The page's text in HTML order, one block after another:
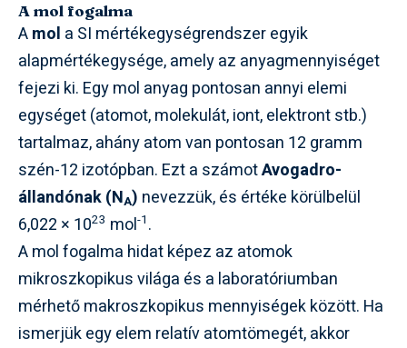
A mol fogalma
Amol a SI mértékegységrendszer egyik
alapmértékegysége, amely az anyagmennyiséget
fejezi ki. Egy mol anyag pontosan annyi elemi
egységet (atomot, molekulát, iont, elektront stb.)
tartalmaz, ahány atom van pontosan 12 gramm
szén-12 izotópban. Ezt a számotAvogadro-
állandónak (NA) nevezzük, és értéke körülbelül
6,022 × 1023 mol-1 .
A mol fogalma hidat képez az atomok
mikroszkopikus világa és a laboratóriumban
mérhető makroszkopikus mennyiségek között. Ha
ismerjük egy elem relatív atomtömegét, akkor